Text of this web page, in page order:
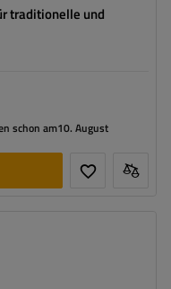
traditionelle und
schon am10. August